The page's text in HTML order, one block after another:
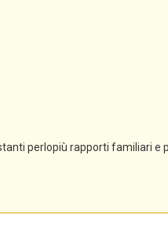
perlopiù rapporti familiari e